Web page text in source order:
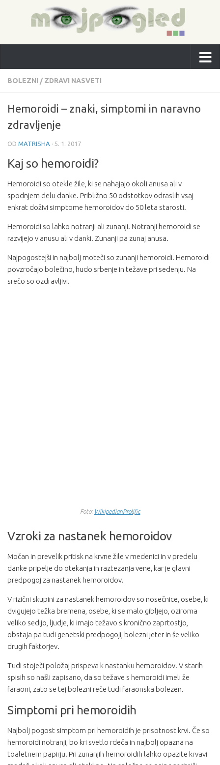
BOLEZNI / ZDRAVI NASVETI
Hemoroidi – znaki, simptomi in naravno
zdravljenje
OD MATRISHA · 5. 1. 2017
Kaj so hemoroidi?
Hemoroidi so otekle žile, ki se nahajajo okoli anusa ali v
spodnjem delu danke. Približno 50 odstotkov odraslih vsaj
enkrat doživi simptome hemoroidov do 50 leta starosti.
Hemoroidi so lahko notranji ali zunanji. Notranji hemoroidi se
razvijejo v anusu ali v danki. Zunanji pa zunaj anusa.
Najpogostejši in najbolj moteči so zunanji hemoroidi. Hemoroidi
povzročajo bolečino, hudo srbenje in težave pri sedenju. Na
srečo so ozdravljivi.
Foto: WikipedianProlific
Vzroki za nastanek hemoroidov
Močan in prevelik pritisk na krvne žile v medenici in v predelu
danke pripelje do otekanja in raztezanja vene, kar je glavni
predpogoj za nastanek hemoroidov.
V rizični skupini za nastanek hemoroidov so nosečnice, osebe, ki
dvigujejo težka bremena, osebe, ki se malo gibljejo, oziroma
veliko sedijo, ljudje, ki imajo težavo s kronično zaprtostjo,
obstaja pa tudi genetski predpogoji, bolezni jeter in še veliko
drugih faktorjev.
Tudi stoječi položaj prispeva k nastanku hemoroidov. V starih
spisih so našli zapisano, da so težave s hemoroidi imeli že
faraoni, zato se tej bolezni reče tudi faraonska bolezen.
Simptomi pri hemoroidih
Najbolj pogost simptom pri hemoroidih je prisotnost krvi. Če so
hemoroidi notranji, bo kri svetlo rdeča in najbolj opazna na
toaletnem papirju. Pri zunanjih hemoroidih lahko opazite krvavi